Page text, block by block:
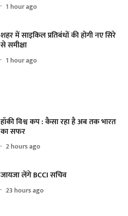
1 hour ago
शहर में साइकिल प्रतिबंधों की होगी नए सिरे
से समीक्षा
1 hour ago
हॉकी विश्व कप : कैसा रहा है अब तक भारत
का सफर
2 hours ago
जायजा लेंगे BCCI सचिव
23 hours ago